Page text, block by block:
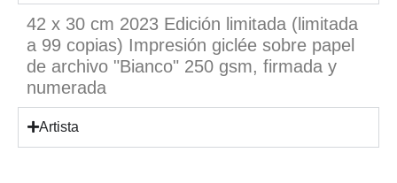
42 x 30 cm 2023 Edición limitada (limitada
a 99 copias) Impresión giclée sobre papel
de archivo "Bianco" 250 gsm, firmada y
numerada
Artista